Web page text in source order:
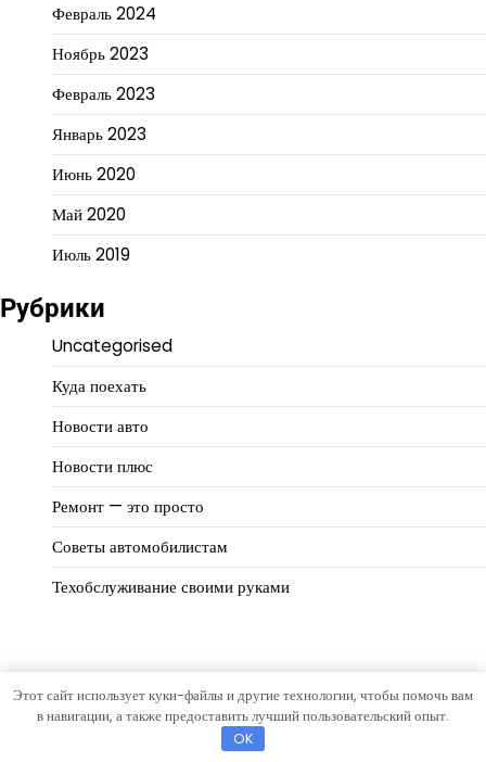
Февраль 2024
Ноябрь 2023
Февраль 2023
Январь 2023
Июнь 2020
Май 2020
Июль 2019
Рубрики
Uncategorised
Куда поехать
Новости авто
Новости плюс
Ремонт — это просто
Советы автомобилистам
Техобслуживание своими руками
Copyright © 2026АвтомирТема Eternal News отArtify
Этот сайт использует куки-файлы и другие технологии, чтобы помочь вам
в навигации, а также предоставить лучший пользовательский опыт.
OK